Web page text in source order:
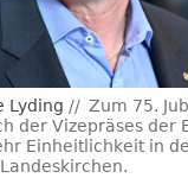
Lyding
Zum 75.
der Vizepräses der
Einheitlichkeit in